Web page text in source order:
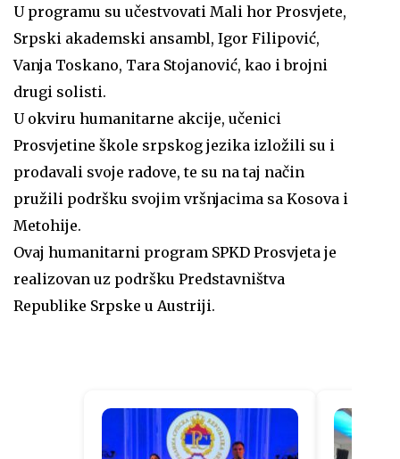
U programu su učestvovati Mali hor Prosvjete,
Srpski akademski ansambl, Igor Filipović,
Vanja Toskano, Tara Stojanović, kao i brojni
drugi solisti.
U okviru humanitarne akcije, učenici
Prosvjetine škole srpskog jezika izložili su i
prodavali svoje radove, te su na taj način
pružili podršku svojim vršnjacima sa Kosova i
Metohije.
Ovaj humanitarni program SPKD Prosvjeta je
realizovan uz podršku Predstavništva
Republike Srpske u Austriji.